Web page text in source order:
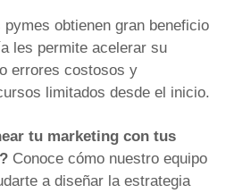
obtienen gran beneficio
les permite acelerar su
errores costosos y
limitados desde el inicio.
tu marketing con tus
Conoce cómo nuestro equipo
a diseñar la estrategia